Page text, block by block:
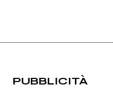
PUBBLICITÀ